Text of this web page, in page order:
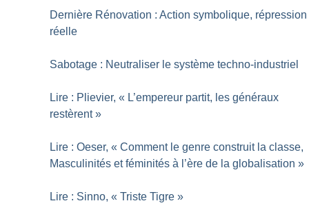
Dernière Rénovation : Action symbolique, répression
réelle
Sabotage : Neutraliser le système techno-industriel
Lire : Plievier, « L’empereur partit, les généraux
restèrent »
Lire : Oeser, « Comment le genre construit la classe,
Masculinités et féminités à l’ère de la globalisation »
Lire : Sinno, « Triste Tigre »